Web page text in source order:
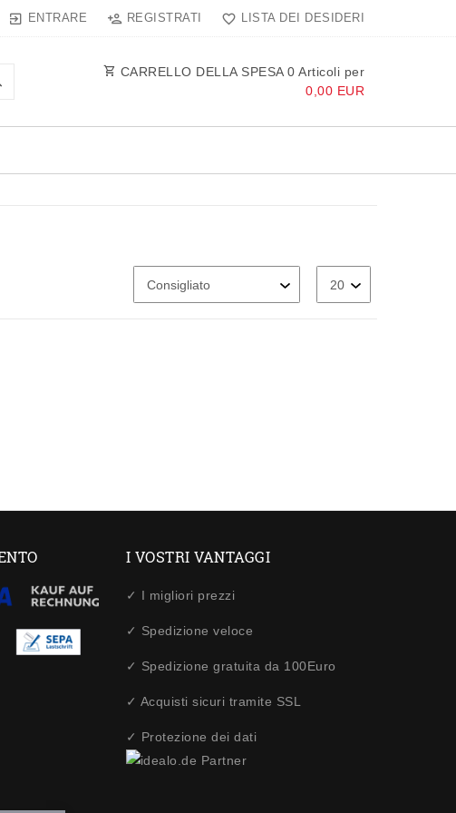
ENTRARE REGISTRATI LISTA DEI DESIDERI
CARRELLO DELLA SPESA 0 Articoli per
0,00 EUR
I VOSTRI VANTAGGI
✓ I migliori prezzi
✓ Spedizione veloce
✓ Spedizione gratuita da 100Euro
✓ Acquisti sicuri tramite SSL
✓ Protezione dei dati